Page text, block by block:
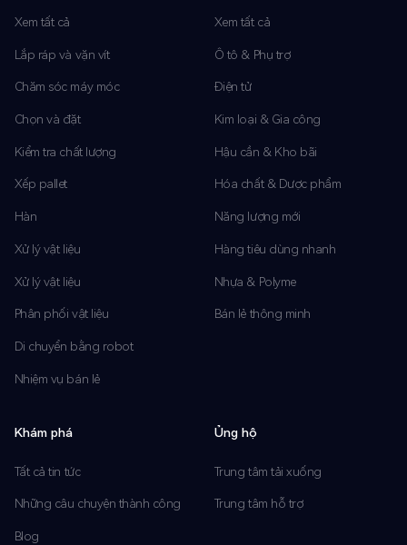
Xem tất cả
Lắp ráp và vặn vít
Chăm sóc máy móc
Chọn và đặt
Kiểm tra chất lượng
Xếp pallet
Hàn
Xử lý vật liệu
Xử lý vật liệu
Phân phối vật liệu
Di chuyển bằng robot
Nhiệm vụ bán lẻ
Xem tất cả
Ô tô & Phụ trợ
Điện tử
Kim loại & Gia công
Hậu cần & Kho bãi
Hóa chất & Dược phẩm
Năng lượng mới
Hàng tiêu dùng nhanh
Nhựa & Polyme
Bán lẻ thông minh
Khám phá
Tất cả tin tức
Những câu chuyện thành công
Blog
Ủng hộ
Trung tâm tải xuống
Trung tâm hỗ trợ